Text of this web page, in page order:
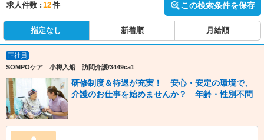
求人件数 : 12件 この検索条件を保存
指定なし 新着順 月給順
正社員
SOMPOケア 小樽入船 訪問介護/3449ca1
研修制度＆待遇が充実！ 安心・安定の環境で、
介護のお仕事を始めませんか？ 年齢・性別不問